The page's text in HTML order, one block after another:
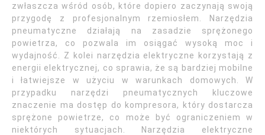
zwłaszcza wśród osób, które dopiero zaczynają swoją
przygodę z profesjonalnym rzemiosłem. Narzędzia
pneumatyczne działają na zasadzie sprężonego
powietrza, co pozwala im osiągać wysoką moc i
wydajność. Z kolei narzędzia elektryczne korzystają z
energii elektrycznej, co sprawia, że są bardziej mobilne
i łatwiejsze w użyciu w warunkach domowych. W
przypadku narzędzi pneumatycznych kluczowe
znaczenie ma dostęp do kompresora, który dostarcza
sprężone powietrze, co może być ograniczeniem w
niektórych sytuacjach. Narzędzia elektryczne